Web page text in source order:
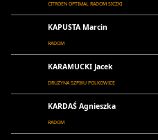
CITROEN OPTIMAL RADOM SICZKI
KAPUSTA Marcin
RADOM
KARAMUCKI Jacek
DRUŻYNA SZPIKU POLKOWICE
KARDAŚ Agnieszka
RADOM